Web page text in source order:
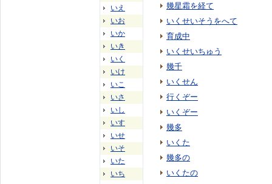
いえ
いお
いか
いき
いく
いけ
いこ
いさ
いし
いす
いせ
いそ
いた
いち
幾星霜を経て
いくせいそうをへて
育成中
いくせいちゅう
幾千
いくせん
行くぞー
いくぞー
幾多
いくた
幾多の
いくたの